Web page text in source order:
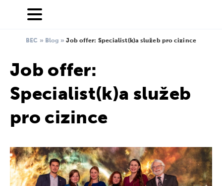
BEC » Blog »Job offer: Specialist(k)a služeb pro cizince
Job offer:
Specialist(k)a služeb
pro cizince